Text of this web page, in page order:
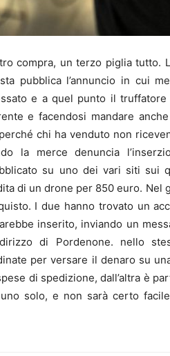
compra, un terzo piglia
pubblica l’annuncio in cui
e a quel punto il
e facendosi mandare
chi ha venduto non
la merce denuncia
su uno dei vari siti
di un drone per 850 euro. Nel
I due hanno trovato un
inserito, inviando un
di Pordenone. nello
per versare il denaro su
di spedizione, dall’altra è
solo, e non sarà certo